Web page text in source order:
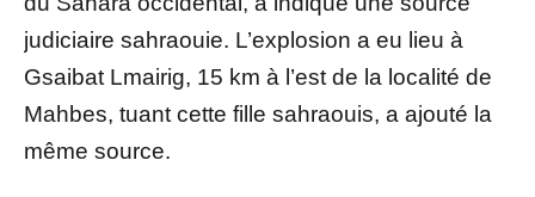
judiciaire sahraouie. L’explosion a eu lieu à
Gsaibat Lmairig, 15 km à l’est de la localité de
Mahbes, tuant cette fille sahraouis, a ajouté la
même source.